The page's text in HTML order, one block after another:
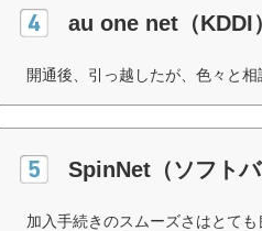
au one net（KDDI）
開通後、引っ越したが、色々と
SpinNet（ソフトバ
加入手続きのスムーズさはとて